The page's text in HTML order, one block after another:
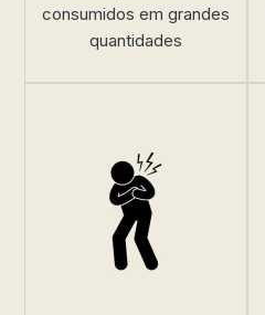
consumidos em grandes
quantidades